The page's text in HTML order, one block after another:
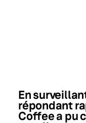
En
répondant
Coffee a pu